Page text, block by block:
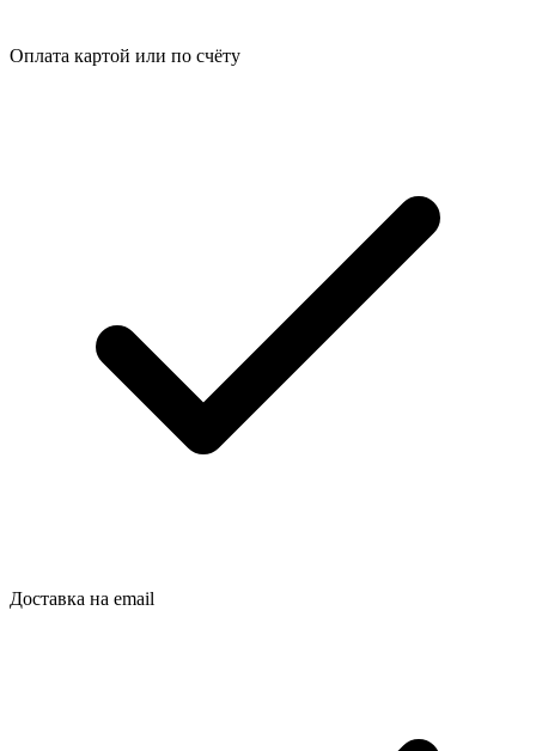
Оплата картой или по счёту
Доставка на email